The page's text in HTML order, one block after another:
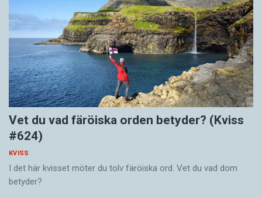
Vet du vad färöiska orden betyder? (Kviss
#624)
KVISS
I det här kvisset möter du tolv färöiska ord. Vet du vad dom
betyder?